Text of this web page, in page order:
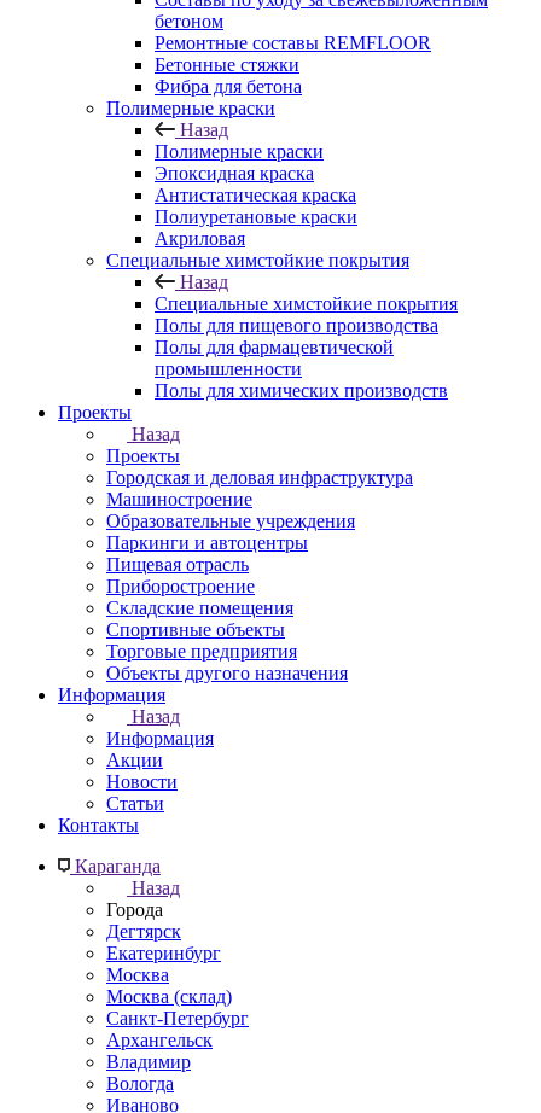
бетоном
Ремонтные составы REMFLOOR
Бетонные стяжки
Фибра для бетона
Полимерные краски
Назад
Полимерные краски
Эпоксидная краска
Антистатическая краска
Полиуретановые краски
Акриловая
Специальные химстойкие покрытия
Назад
Специальные химстойкие покрытия
Полы для пищевого производства
Полы для фармацевтической
промышленности
Полы для химических производств
Проекты
Назад
Проекты
Городская и деловая инфраструктура
Машиностроение
Образовательные учреждения
Паркинги и автоцентры
Пищевая отрасль
Приборостроение
Складские помещения
Спортивные объекты
Торговые предприятия
Объекты другого назначения
Информация
Назад
Информация
Акции
Новости
Статьи
Контакты
Караганда
Назад
Города
Дегтярск
Екатеринбург
Москва
Москва (склад)
Санкт-Петербург
Архангельск
Владимир
Вологда
Иваново